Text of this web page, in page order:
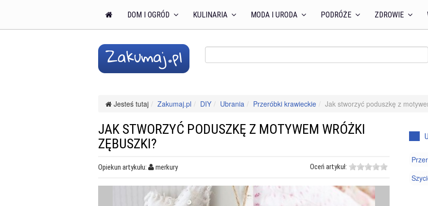
DOM I OGRÓD KULINARIA MODA I URODA PODRÓŻE ZDROWIE
Jesteś tutaj Zakumaj.pl DIY Ubrania Przeróbki krawieckie Jak stworzyć poduszkę z
JAK STWORZYĆ PODUSZKĘ Z MOTYWEM WRÓŻKI
ZĘBUSZKI?
Opiekun artykułu: merkury Oceń artykuł: